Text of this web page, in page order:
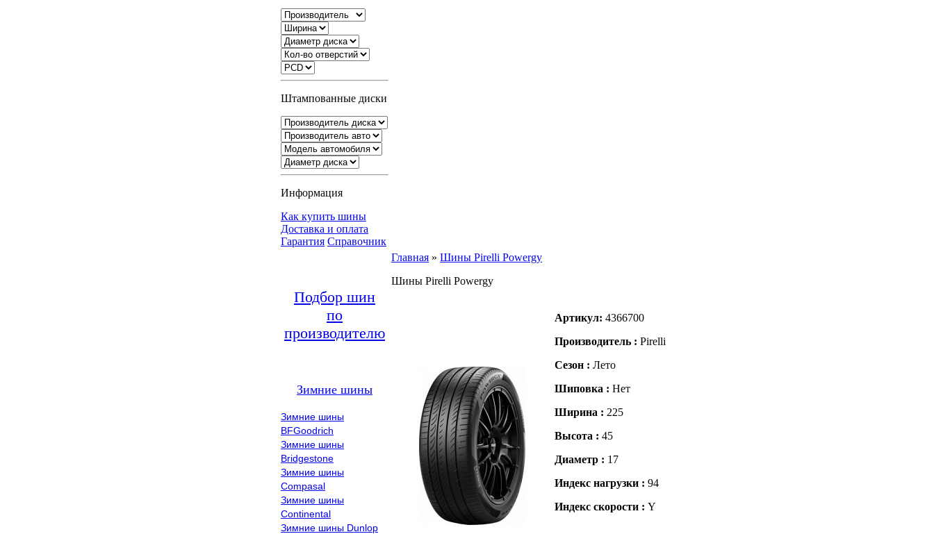
Штампованные диски
Информация
Как купить шины
Доставка и оплата
Гарантия Справочник
Подбор шин
по
производителю
Зимние шины
Зимние шины
BFGoodrich
Зимние шины
Bridgestone
Зимние шины
Compasal
Зимние шины
Continental
Зимние шины Dunlop
Главная » Шины Pirelli Powergy
Шины Pirelli Powergy
Артикул: 4366700
Производитель : Pirelli
Сезон : Лето
Шиповка : Нет
Ширина : 225
Высота : 45
Диаметр : 17
Индекс нагрузки : 94
Индекс скорости : Y